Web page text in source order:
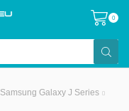
0
Samsung Galaxy J Series